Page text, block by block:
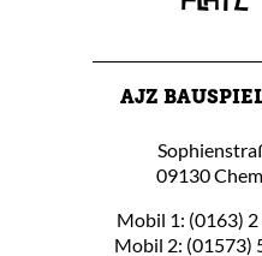
AJZ
09130
Mobil 1: (0163) 2
Mobil 2: (01573)